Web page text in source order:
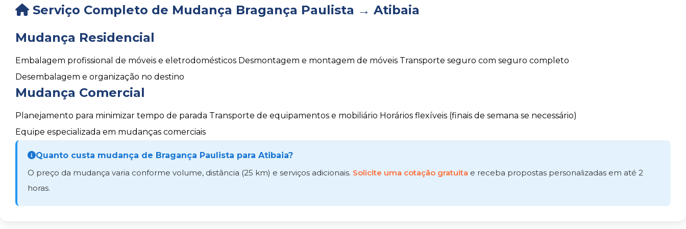
Serviço Completo de Mudança Bragança Paulista → Atibaia
Mudança Residencial
Embalagem profissional de móveis e eletrodomésticos Desmontagem e montagem de móveis Transporte seguro com seguro completo
Desembalagem e organização no destino
Mudança Comercial
Planejamento para minimizar tempo de parada Transporte de equipamentos e mobiliário Horários flexíveis (finais de semana se necessário)
Equipe especializada em mudanças comerciais
Quanto custa mudança de Bragança Paulista para Atibaia?
O preço da mudança varia conforme volume, distância (25 km) e serviços adicionais. Solicite uma cotação gratuita e receba propostas personalizadas em até 2
horas.